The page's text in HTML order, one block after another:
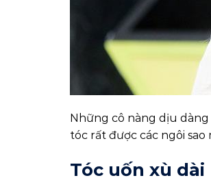
Những cô nàng dịu
tóc rất được các ngôi
Tóc uốn xù dài